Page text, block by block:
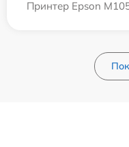
Принтер Epson